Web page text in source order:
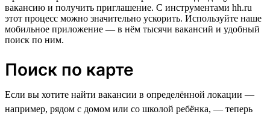
вакансию и получить приглашение. С инструментами hh.ru
этот процесс можно значительно ускорить. Используйте наше
мобильное приложение — в нём тысячи вакансий и удобный
поиск по ним.
Поиск по карте
Если вы хотите найти вакансии в определённой локации —
например, рядом с домом или со школой ребёнка, — теперь